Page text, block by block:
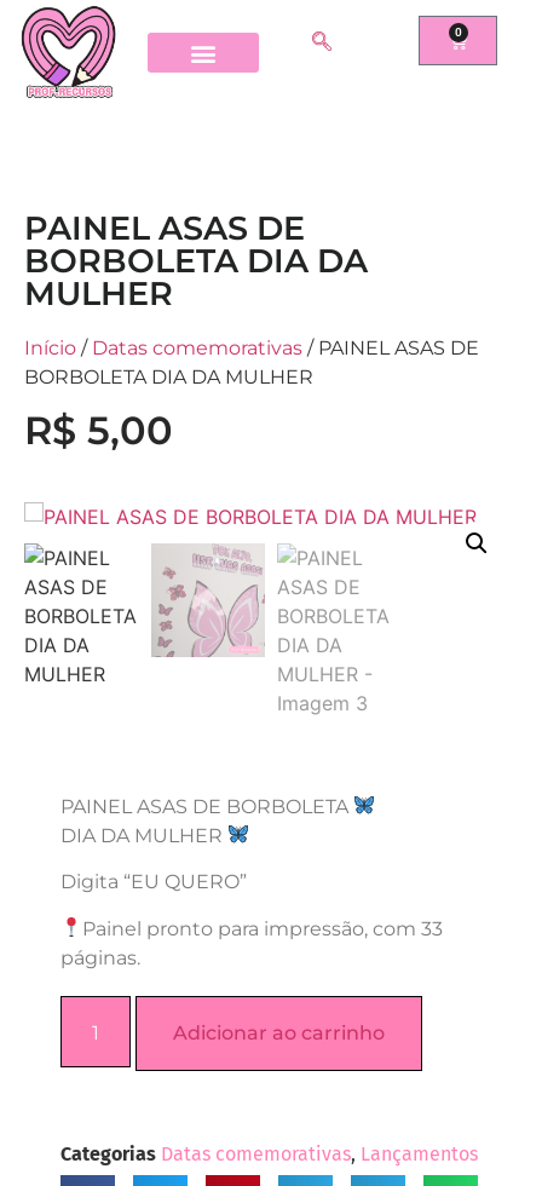
0
PAINEL ASAS DE
BORBOLETA DIA DA
MULHER
Início / Datas comemorativas / PAINEL ASAS DE
BORBOLETA DIA DA MULHER
R$ 5,00
PAINEL ASAS DE BORBOLETA
DIA DA MULHER
Digita “EU QUERO”
Painel pronto para impressão, com 33
páginas.
Adicionar ao carrinho
Categorias Datas comemorativas, Lançamentos